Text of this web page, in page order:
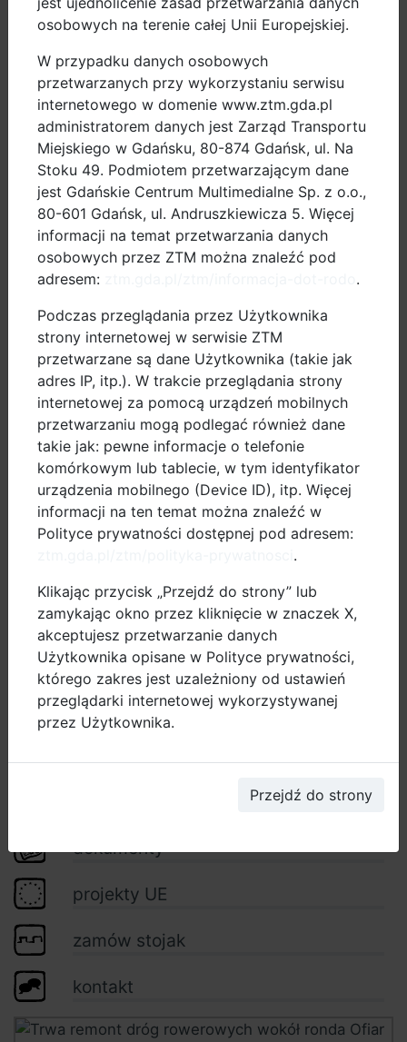
jeszcze do użytku odcinek autostrady A1 Nowe Marzy
– Toruń. Miłośnicy uprawiania wszelkich form
mobilności aktywnej (jazdy na rowerze, rolkach,
wrotkach, hulajnodze, itd.) przetestowali tego dnia
nieużywane dotąd jezdnie. Piknik, który przyciągnął
uczestników w każdym wieku, miał zwrócić uwagę na
konieczność rozsądnego użytkowania samochodów i
potrzebę przesiadania się na ekologiczne środki
lokomocji w celu redukcji emisji CO2 do atmosfery.
Pracownicy PGNiG z Gdańska, Bydgoszczy i
Grudziądza byli ambasadorami swojego pracodawcy
na pikniku oraz idei kampanii we własnych biurach.
„mobilności aktywnej” Pomorski Oddział Obrotu
Gazem udostępnia parkingi rowerowe dla
pracowników oraz klientów na obszarze Gazowni
Gdańskiej. Parkingi powstały dotąd w Gdańsku,
Grudziądzu, Elblągu i Słupsku. Firma planuje dalsze
inwestycje w tym zakresie.
Zwycięska firma ma możliwość wykorzystywania
tytułu „Pracodawca Przyjazny Mobilności Aktywnej” w
działaniach marketingowych przez jeden rok od daty
rozstrzygnięcia konkursu. Organizatorzy zapewniają
internetowych:
- Miasta Gdańsk –www.gdansk.pl
- Gdańskiego Obszaru Metropolitarnego –
www.metropoliagdansk.pl
- Kongresu Mobilności Aktywnej –
www.kongresmobilnosci.pl
dokumenty
projekty UE
zamów stojak
kontakt
osobowych na terenie całej Unii Europejskiej.
W przypadku danych osobowych
przetwarzanych przy wykorzystaniu serwisu
internetowego w domenie www.ztm.gda.pl
administratorem danych jest Zarząd Transportu
Miejskiego w Gdańsku, 80-874 Gdańsk, ul. Na
Stoku 49. Podmiotem przetwarzającym dane
jest Gdańskie Centrum Multimedialne Sp. z o.o.,
80-601 Gdańsk, ul. Andruszkiewicza 5. Więcej
informacji na temat przetwarzania danych
osobowych przez ZTM można znaleźć pod
adresem:
.
Podczas przeglądania przez Użytkownika
strony internetowej w serwisie ZTM
przetwarzane są dane Użytkownika (takie jak
adres IP, itp.). W trakcie przeglądania strony
internetowej za pomocą urządzeń mobilnych
przetwarzaniu mogą podlegać również dane
takie jak: pewne informacje o telefonie
komórkowym lub tablecie, w tym identyfikator
urządzenia mobilnego (Device ID), itp. Więcej
informacji na ten temat można znaleźć w
Polityce prywatności dostępnej pod adresem:
.
Klikając przycisk „Przejdź do strony” lub
zamykając okno przez kliknięcie w znaczek X,
akceptujesz przetwarzanie danych
Użytkownika opisane w Polityce prywatności,
którego zakres jest uzależniony od ustawień
przeglądarki internetowej wykorzystywanej
przez Użytkownika.
Przejdź do strony